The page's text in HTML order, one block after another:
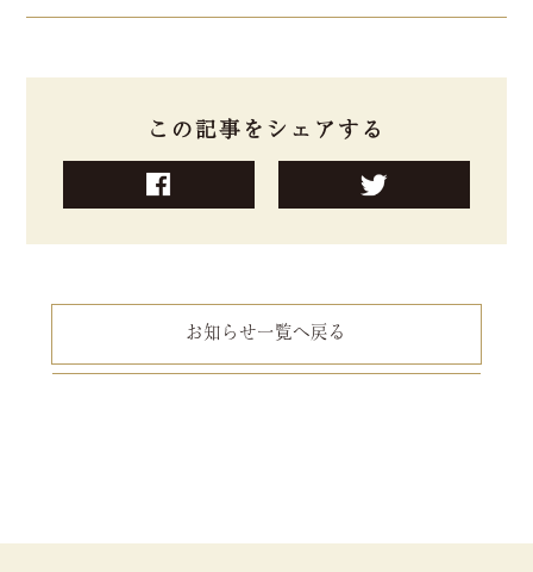
この記事をシェアする
お知らせ一覧へ戻る